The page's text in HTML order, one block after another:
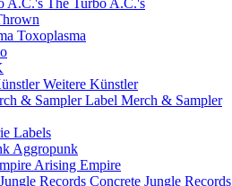
The Turbo A.C.'s
Toxoplasma
Weitere Künstler
Label Merch & Sampler
Labels
Aggropunk
Arising Empire
Concrete Jungle Records